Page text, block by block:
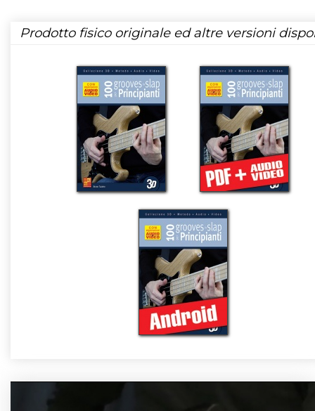
Prodotto fisico originale ed altre versioni